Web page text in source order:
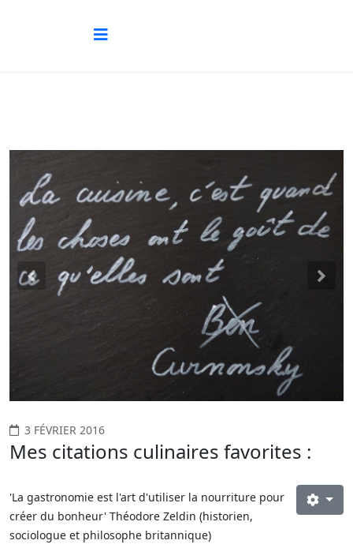
Previous
3 FÉVRIER 2016
Mes citations culinaires favorites :
'La gastronomie est l'art d'utiliser la nourriture pour
créer du bonheur' Théodore Zeldin (historien,
sociologue et philosophe britannique)